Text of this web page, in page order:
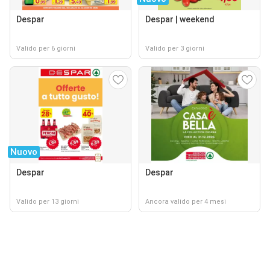
Despar
Valido per 6 giorni
Despar | weekend
Valido per 3 giorni
Nuovo
Despar
Valido per 13 giorni
Despar
Ancora valido per 4 mesi